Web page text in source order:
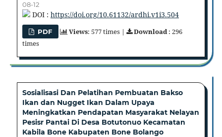
08-12
DOI : https://doi.org/10.61132/ardhi.v1i3.504
PDF Views: 577 times | Download: 296
times
Sosialisasi Dan Pelatihan Pembuatan Bakso
Ikan dan Nugget Ikan Dalam Upaya
Meningkatkan Pendapatan Masyarakat Nelayan
Pesisr Pantai Di Desa Botutonuo Kecamatan
Kabila Bone Kabupaten Bone Bolango